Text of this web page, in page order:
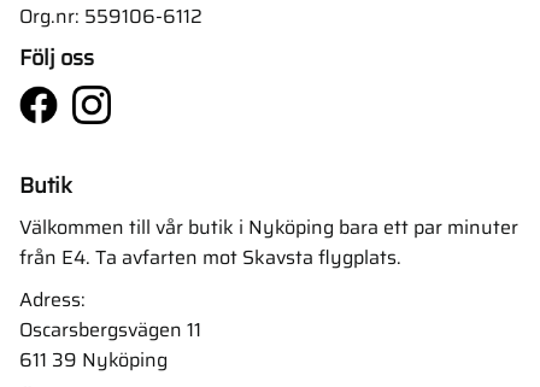
Org.nr: 559106-6112
Följ oss
Butik
Välkommen till vår butik i Nyköping bara ett par minuter
från E4. Ta avfarten mot Skavsta flygplats.
Adress:
Oscarsbergsvägen 11
611 39 Nyköping